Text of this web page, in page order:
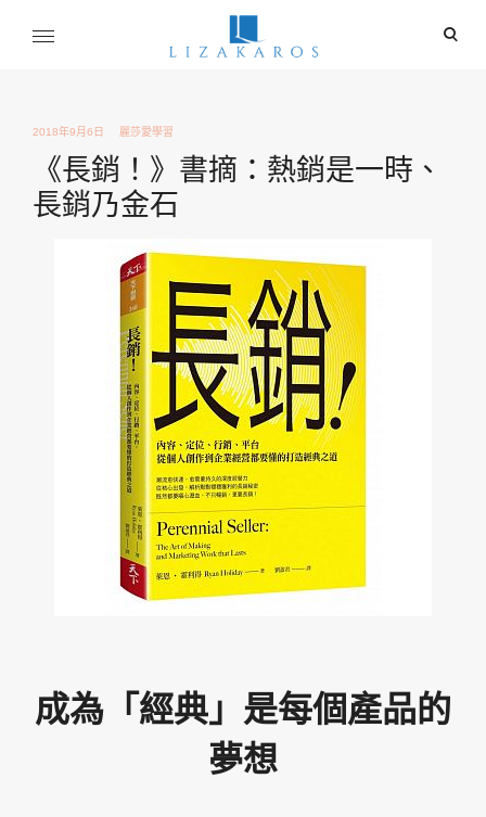
open
2018年9月6日 麗莎愛學習
《長銷！》書摘：熱銷是一時、
長銷乃金石
成為「經典」是每個產品的
夢想